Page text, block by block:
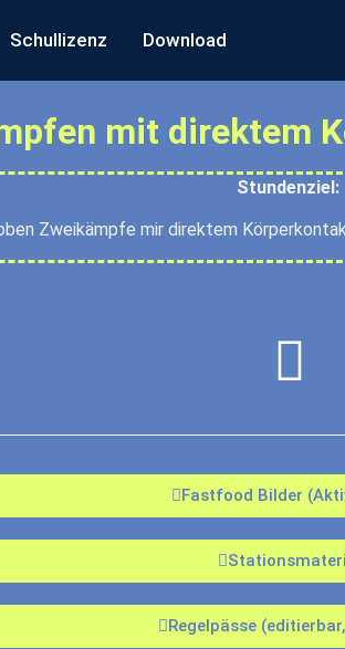
Schullizenz Download
mit direktem
Stundenziel:
Zweikämpfe mir direktem
Fastfood Bilder
Regelpässe